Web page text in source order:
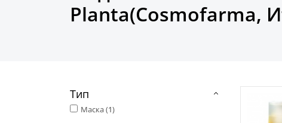
Planta(Cosmofarma,
Тип
Маска (1)